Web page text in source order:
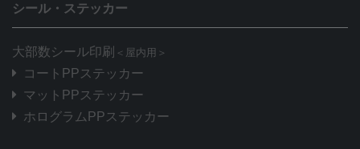
シール・ステッカー
大部数シール印刷 ＜屋内用＞
コートPPステッカー
マットPPステッカー
ホログラムPPステッカー